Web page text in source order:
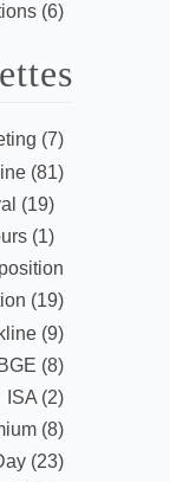
(6)
(7)
(81)
(19)
(1)
(19)
(9)
IBGE (8)
ISA (2)
(8)
(23)